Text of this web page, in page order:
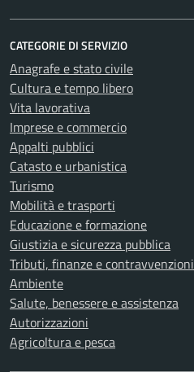
CATEGORIE DI SERVIZIO
Anagrafe e stato civile
Cultura e tempo libero
Vita lavorativa
Imprese e commercio
Appalti pubblici
Catasto e urbanistica
Turismo
Mobilità e trasporti
Educazione e formazione
Giustizia e sicurezza pubblica
Tributi, finanze e contravvenzioni
Ambiente
Salute, benessere e assistenza
Autorizzazioni
Agricoltura e pesca